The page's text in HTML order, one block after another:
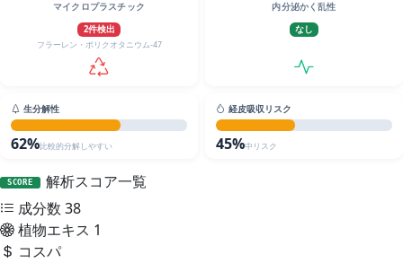
マイクロプラスチック
2件検出
フラーレン・ポリクオタニウム-47
内分泌かく乱性
なし
生分解性
62%比較的分解しやすい
経皮吸収リスク
45%中リスク
SCORE
解析スコア一覧
成分数38
植物エキス 1
コスパ